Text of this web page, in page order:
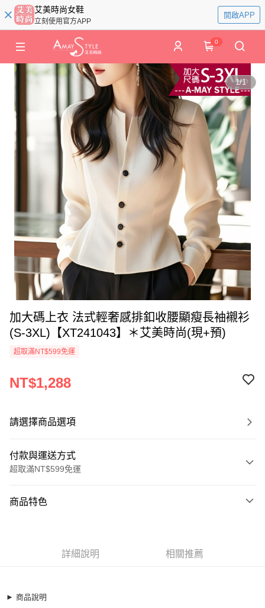
艾美時尚女鞋
立刻使用官方APP
開啟APP
0
1/1
加大碼上衣 法式輕奢感排釦收腰顯瘦長袖襯衫
(S-3XL)【XT241043】＊艾美時尚(現+預)
超取滿NT$599免運
NT$1,288
請選擇商品選項
付款與運送方式
超取滿NT$599免運
信用卡一次付款
街口支付
商品特色
【XT241043】TG241043
詳細說明 相關推薦
► 商品說明